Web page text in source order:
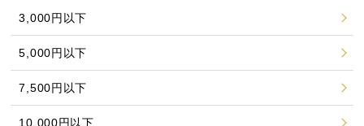
3,000円以下
5,000円以下
7,500円以下
10,000円以下